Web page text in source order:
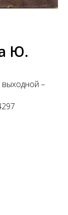
Ю.
выходной –